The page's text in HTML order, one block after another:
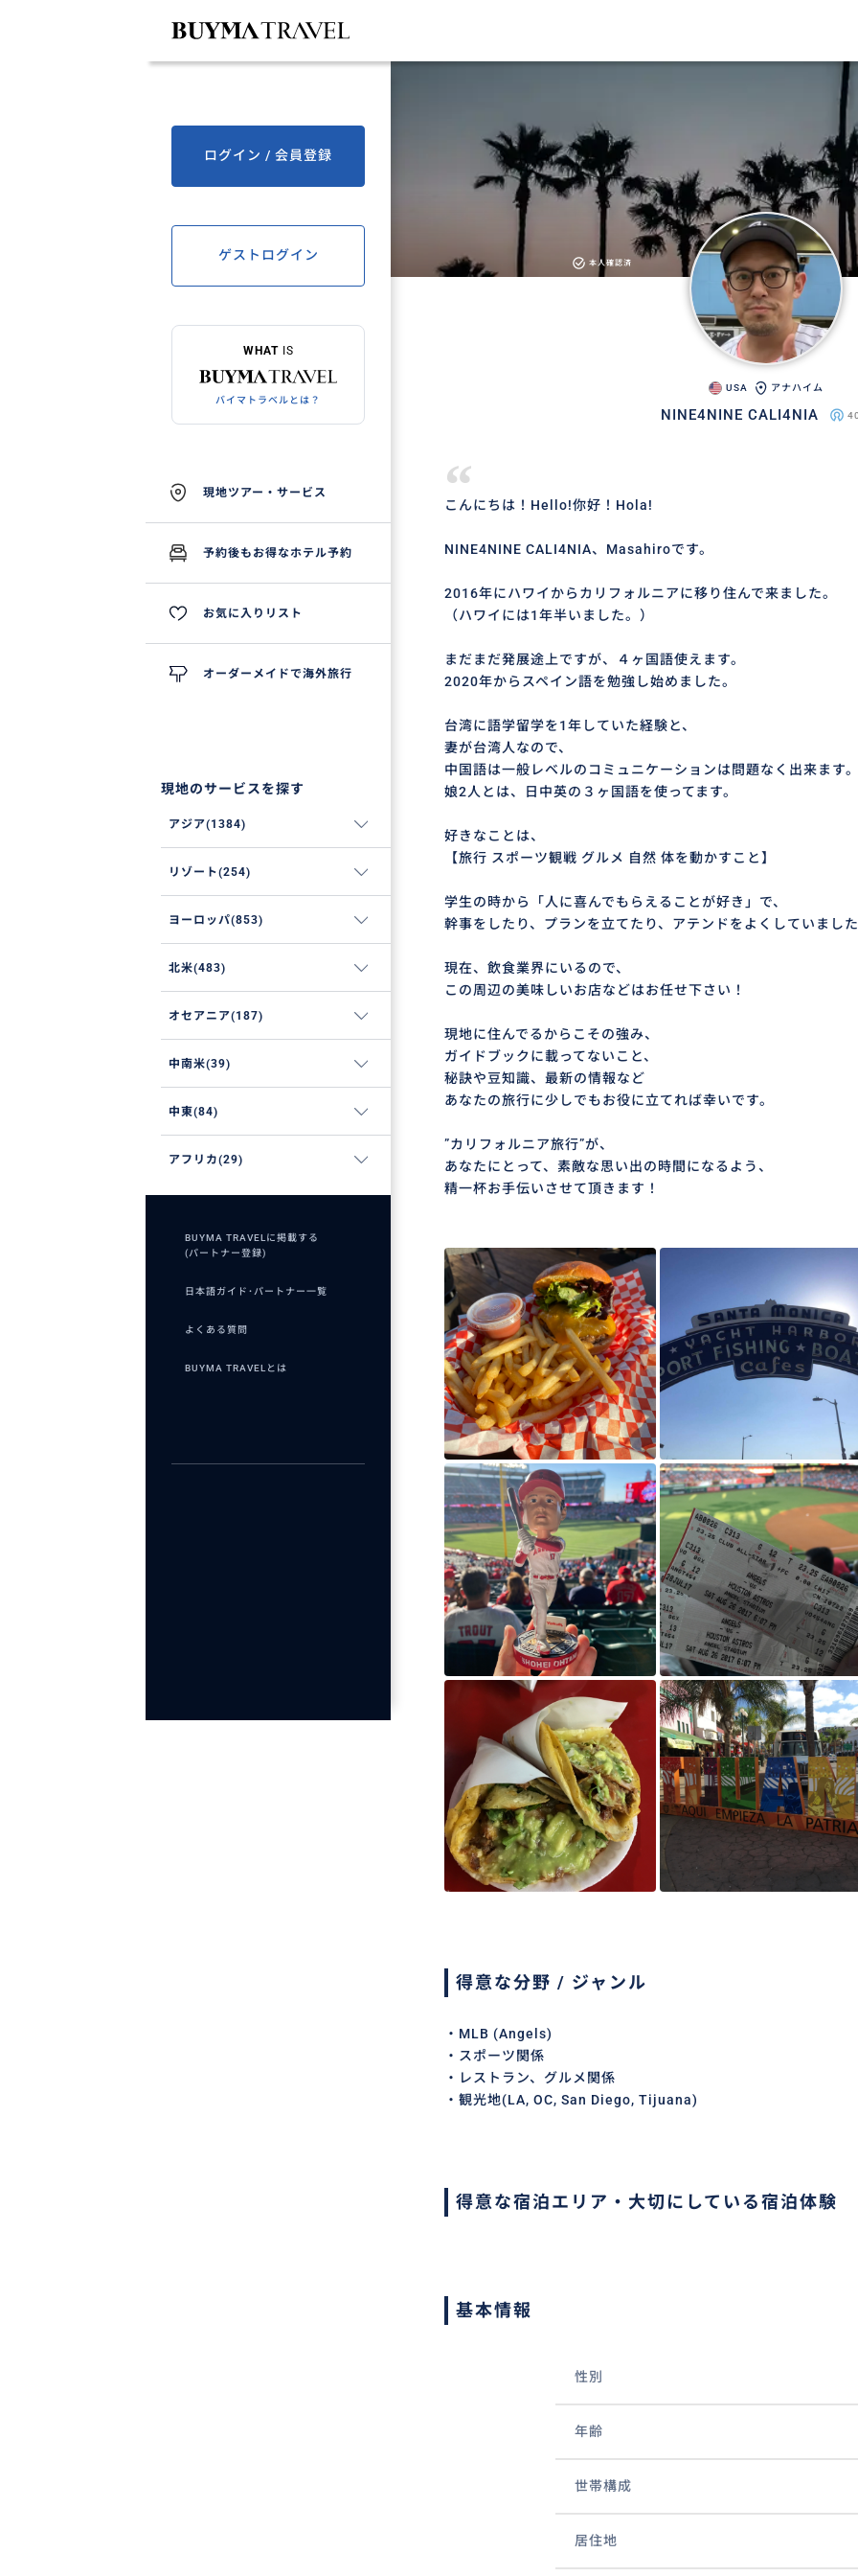
本人確認済
USA アナハイム
NINE4NINE CALI4NIA
“
こんにちは！Hello!你好！Hola!
NINE4NINE CALI4NIA、Masahiroです。
2016年にハワイからカリフォルニアに移り住んで来ました。
（ハワイには1年半いました。）
まだまだ発展途上ですが、４ヶ国語使えます。
2020年からスペイン語を勉強し始めました。
台湾に語学留学を1年していた経験と、
妻が台湾人なので、
中国語は一般レベルのコミュニケーションは問題なく出来ます
娘2人とは、日中英の３ヶ国語を使ってます。
好きなことは、
【旅行 スポーツ観戦 グルメ 自然 体を動かすこと】
学生の時から「人に喜んでもらえることが好き」で、
幹事をしたり、プランを立てたり、アテンドをよくしていまし
現在、飲食業界にいるので、
この周辺の美味しいお店などはお任せ下さい！
現地に住んでるからこその強み、
ガイドブックに載ってないこと、
秘訣や豆知識、最新の情報など
あなたの旅行に少しでもお役に立てれば幸いです。
”カリフォルニア旅行”が、
あなたにとって、素敵な思い出の時間になるよう、
精一杯お手伝いさせて頂きます！
得意な分野 / ジャンル
・MLB (Angels)
・スポーツ関係
・レストラン、グルメ関係
・観光地(LA, OC, San Diego, Tijuana)
得意な宿泊エリア・大切にしている宿泊体験
基本情報
性別
年齢
世帯構成
居住地
ログイン / 会員登録
ゲストログイン
WHAT IS
バイマトラベルとは？
現地ツアー・サービス
予約後もお得なホテル予約
お気に入りリスト
オーダーメイドで海外旅行
現地のサービスを探す
アジア(1384)
リゾート(254)
ヨーロッパ(853)
北米(483)
オセアニア(187)
中南米(39)
中東(84)
アフリカ(29)
BUYMA TRAVELに掲載する
(パートナー登録)
日本語ガイド･パートナー一覧
よくある質問
BUYMA TRAVELとは